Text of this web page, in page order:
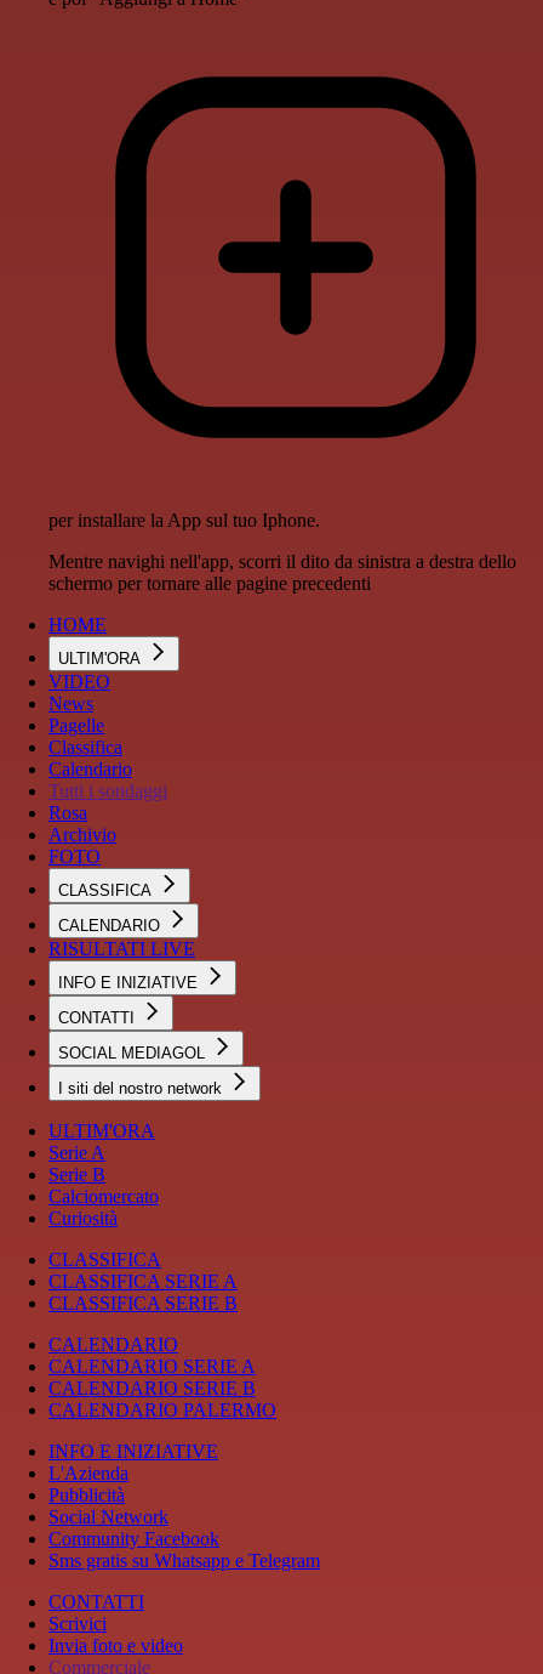
per installare la App sul tuo Iphone.
Mentre navighi nell'app, scorri il dito da sinistra a destra dello
schermo per tornare alle pagine precedenti
HOME
ULTIM'ORA
VIDEO
News
Pagelle
Classifica
Calendario
Tutti i sondaggi
Rosa
Archivio
FOTO
CLASSIFICA
CALENDARIO
RISULTATI LIVE
INFO E INIZIATIVE
CONTATTI
SOCIAL MEDIAGOL
I siti del nostro network
ULTIM'ORA
Serie A
Serie B
Calciomercato
Curiosità
CLASSIFICA
CLASSIFICA SERIE A
CLASSIFICA SERIE B
CALENDARIO
CALENDARIO SERIE A
CALENDARIO SERIE B
CALENDARIO PALERMO
INFO E INIZIATIVE
L'Azienda
Pubblicità
Social Network
Community Facebook
Sms gratis su Whatsapp e Telegram
CONTATTI
Scrivici
Invia foto e video
Commerciale